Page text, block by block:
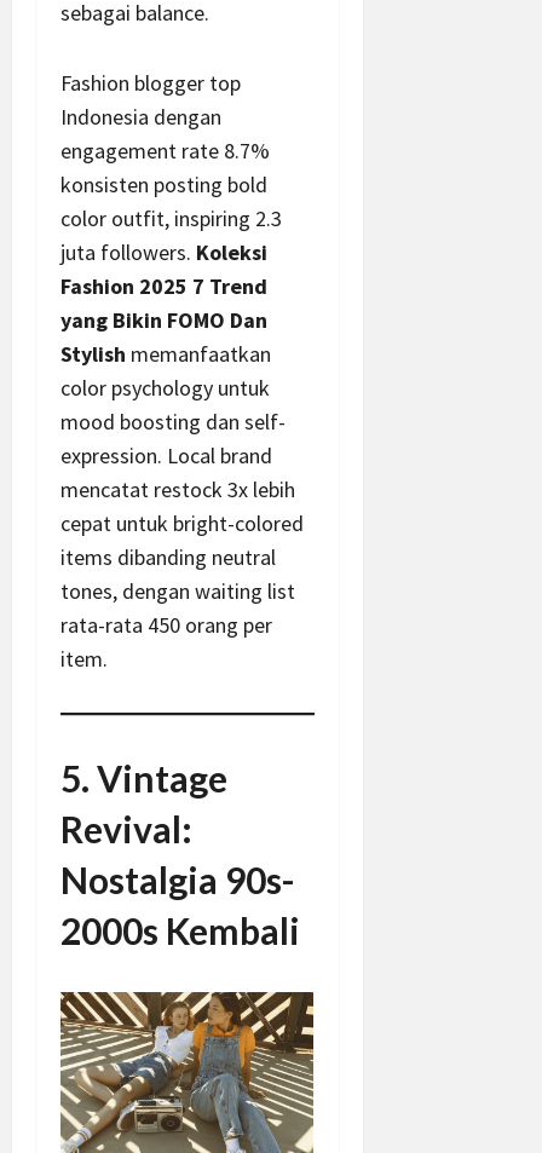
sebagai balance.
Fashion blogger top
Indonesia dengan
engagement rate 8.7%
konsisten posting bold
color outfit, inspiring 2.3
juta followers. Koleksi
Fashion 2025 7 Trend
yang Bikin FOMO Dan
Stylish memanfaatkan
color psychology untuk
mood boosting dan self-
expression. Local brand
mencatat restock 3x lebih
cepat untuk bright-colored
items dibanding neutral
tones, dengan waiting list
rata-rata 450 orang per
item.
5. Vintage
Revival:
Nostalgia 90s-
2000s Kembali